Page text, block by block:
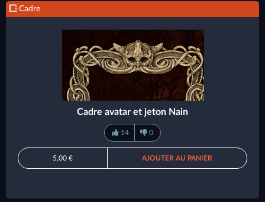
Cadre
Cadre avatar et jeton Nain
14 0
5,00 € AJOUTER AU PANIER